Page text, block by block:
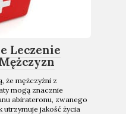
Leczenie
że mężczyźni z
mogą znacznie
abirateronu, zwanego
utrzymuje jakość życia